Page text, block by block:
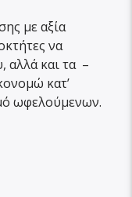
με αξία
να
αλλά και τα –
κατ’
ωφελούμενων.